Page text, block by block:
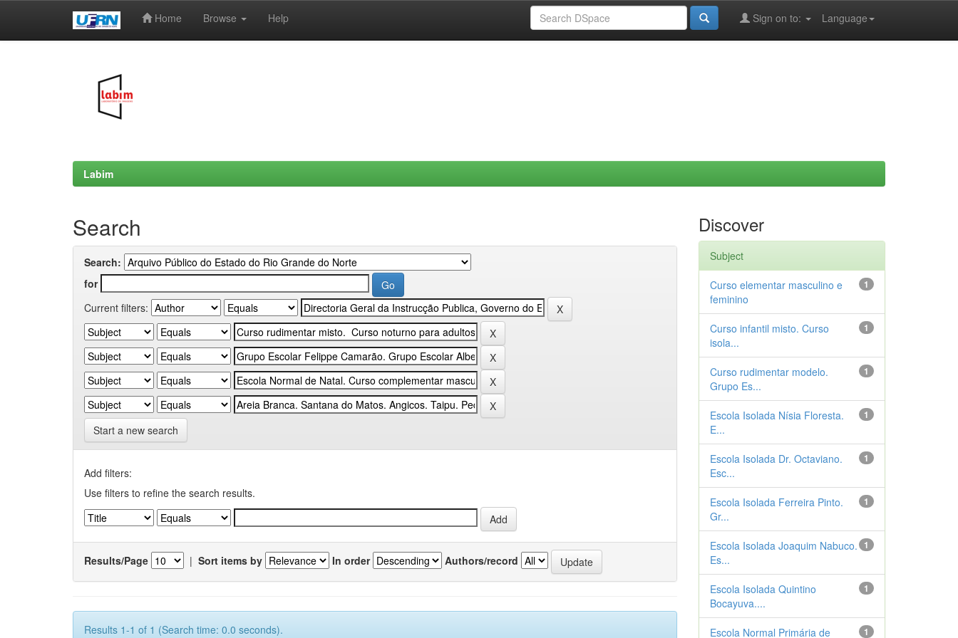
Home Browse Help Language
Sign on to:
Labim
Search
Search:
for
Current filters:
Start a new search
Add filters:
Use filters to refine the search results.
Results/Page | Sort items by In order Authors/record
Results 1-1 of 1 (Search time: 0.0 seconds).
Discover
Subject
1
Curso elementar masculino e
feminino
1
Curso infantil misto. Curso
isola...
1
Curso rudimentar modelo.
Grupo Es...
1
Escola Isolada Nísia Floresta.
E...
1
Escola Isolada Dr. Octaviano.
Esc...
1
Escola Isolada Ferreira Pinto.
Gr...
1
Escola Isolada Joaquim Nabuco.
Es...
1
Escola Isolada Quintino
Bocayuva....
1
Escola Normal Primária de